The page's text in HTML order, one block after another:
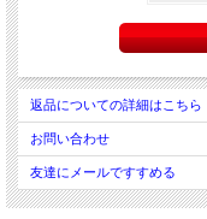
職場やご家庭で、万が
セットです。
返品についての詳細はこちら
お問い合わせ
友達にメールですすめる